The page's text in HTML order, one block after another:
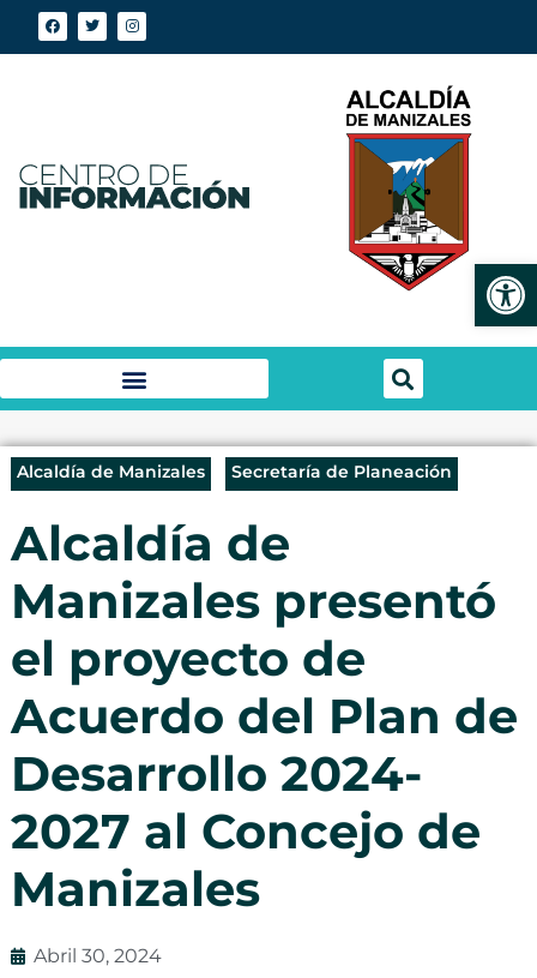
Alcaldía de Manizales Secretaría de Planeación
Alcaldía de
Manizales presentó
el proyecto de
Acuerdo del Plan de
Desarrollo 2024-
2027 al Concejo de
Manizales
Abril 30, 2024